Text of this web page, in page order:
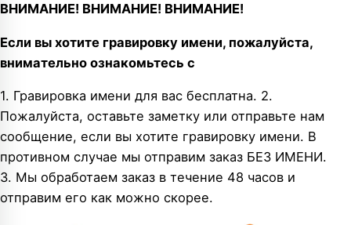
ВНИМАНИЕ! ВНИМАНИЕ! ВНИМАНИЕ!
Если вы хотите гравировку имени, пожалуйста,
внимательно ознакомьтесь с
1. Гравировка имени для вас бесплатна. 2.
Пожалуйста, оставьте заметку или отправьте нам
сообщение, если вы хотите гравировку имени. В
противном случае мы отправим заказ БЕЗ ИМЕНИ.
3. Мы обработаем заказ в течение 48 часов и
отправим его как можно скорее.